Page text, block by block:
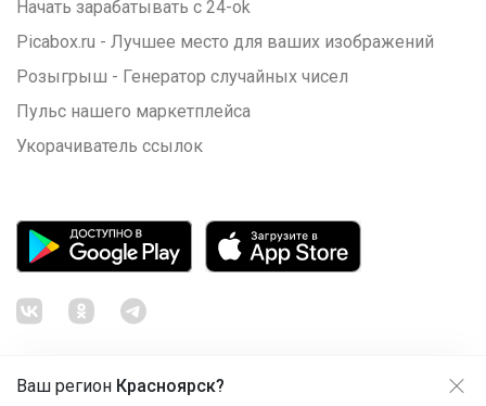
Ваш регион Красноярск?
Начать зарабатывать с 24-ok
Picabox.ru - Лучшее место для ваших изображений
Розыгрыш - Генератор случайных чисел
Пульс нашего маркетплейса
Укорачиватель ссылок
Продолжая использовать этот сайт и нажимая кнопку